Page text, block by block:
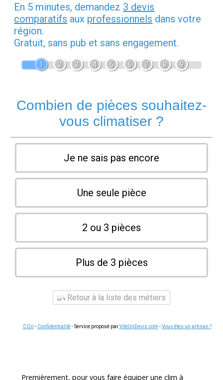
En 5 minutes, demandez 3 devis
comparatifs aux professionnels dans votre
région.
Gratuit, sans pub et sans engagement.
1 2 3 4 5 6 7 8 9
Combien de pièces souhaitez-
vous climatiser ?
Je ne sais pas encore
Une seule pièce
2 ou 3 pièces
Plus de 3 pièces
Retour à la liste des métiers
CGU - Confidentialité- Service proposé parViteUnDevis.com -Vous êtes un artisan ?
Premièrement, pour vous faire équiper une clim à